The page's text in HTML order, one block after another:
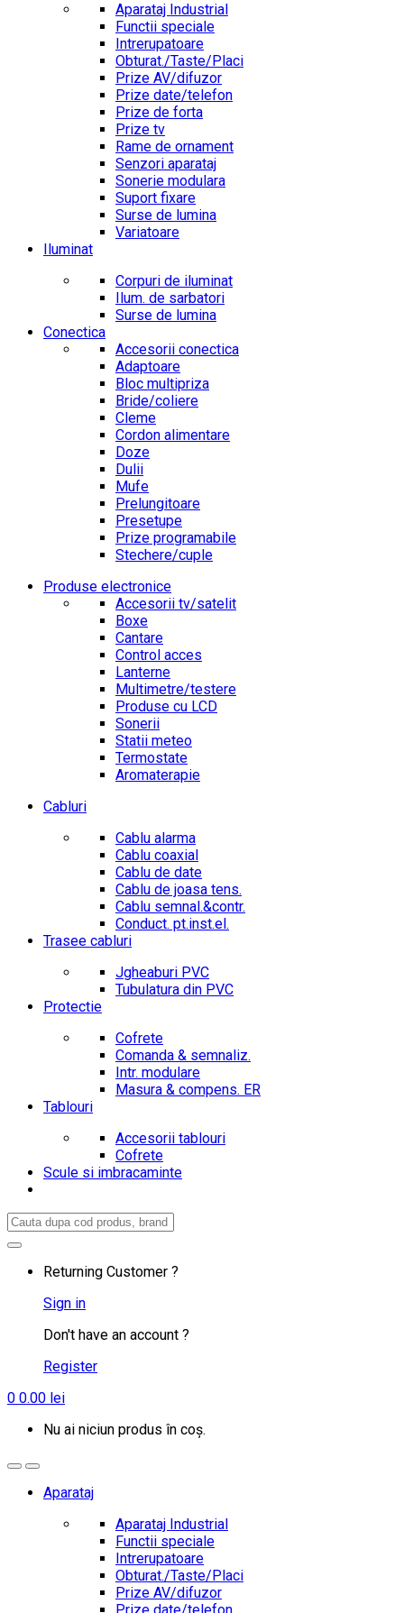
Aparataj Industrial
Functii speciale
Intrerupatoare
Obturat./Taste/Placi
Prize AV/difuzor
Prize date/telefon
Prize de forta
Prize tv
Rame de ornament
Senzori aparataj
Sonerie modulara
Suport fixare
Surse de lumina
Variatoare
Iluminat
Corpuri de iluminat
Ilum. de sarbatori
Surse de lumina
Conectica
Accesorii conectica
Adaptoare
Bloc multipriza
Bride/coliere
Cleme
Cordon alimentare
Doze
Dulii
Mufe
Prelungitoare
Presetupe
Prize programabile
Stechere/cuple
Produse electronice
Accesorii tv/satelit
Boxe
Cantare
Control acces
Lanterne
Multimetre/testere
Produse cu LCD
Sonerii
Statii meteo
Termostate
Aromaterapie
Cabluri
Cablu alarma
Cablu coaxial
Cablu de date
Cablu de joasa tens.
Cablu semnal.&contr.
Conduct. pt.inst.el.
Trasee cabluri
Jgheaburi PVC
Tubulatura din PVC
Protectie
Cofrete
Comanda & semnaliz.
Intr. modulare
Masura & compens. ER
Tablouri
Accesorii tablouri
Cofrete
Scule si imbracaminte
Search
Returning Customer ?
Sign in
Don't have an account ?
Register
0 0.00 lei
Nu ai niciun produs în coș.
Aparataj
Aparataj Industrial
Functii speciale
Intrerupatoare
Obturat./Taste/Placi
Prize AV/difuzor